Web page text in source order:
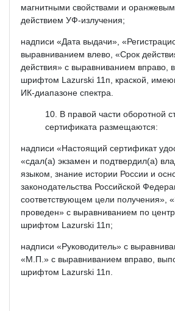
магнитными свойствами и
действием УФ-излучения;
надписи «Дата выдачи»,
выравниванием влево, «Срок
действия» с выравниванием вправо,
шрифтом Lazurski 11п, краской,
ИК-диапазоне спектра.
В правой части оборотной
сертификата размещаются:
надписи «Настоящий сертификат
«сдал(а) экзамен и подтвердил(а)
языком, знание истории России и
законодательства Российской
соответствующем цели получения»,
проведен» с выравниванием по
шрифтом Lazurski 11п;
надписи «Руководитель» с
«М.П.» с выравниванием вправо,
шрифтом Lazurski 11п.